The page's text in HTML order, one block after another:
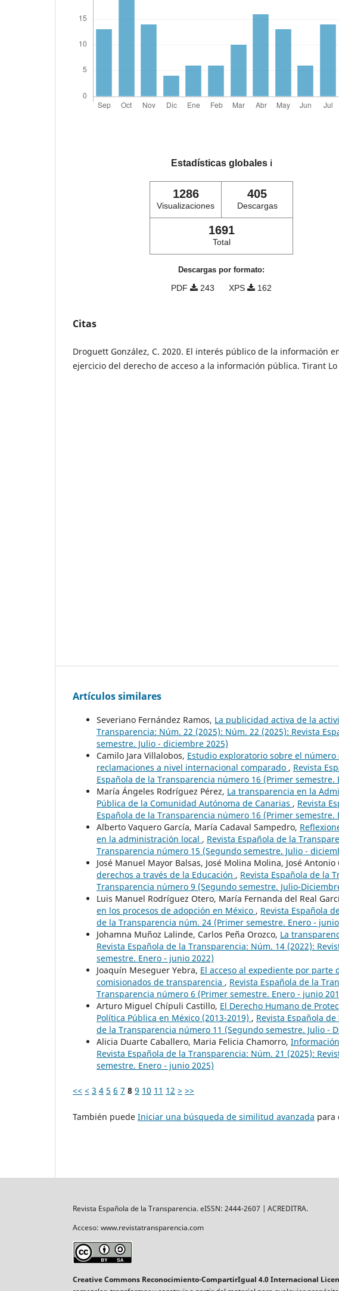
Estadísticas globales ℹ️
1286
Visualizaciones
405
Descargas
1691
Total
Descargas por formato:
PDF 243 XPS 162
Citas
Droguett González, C. 2020. El interés público de la información
ejercicio del derecho de acceso a la información pública. Tirant Lo
Artículos similares
Severiano Fernández Ramos, La publicidad activa de la
Transparencia: Núm. 22 (2025): Núm. 22 (2025): Revista
semestre. Julio - diciembre 2025)
Camilo Jara Villalobos, Estudio exploratorio sobre el
reclamaciones a nivel internacional comparado , Revista
Española de la Transparencia número 16 (Primer semestre.
María Ángeles Rodríguez Pérez, La transparencia en la
Pública de la Comunidad Autónoma de Canarias , Revista
Española de la Transparencia número 16 (Primer semestre.
Alberto Vaquero García, María Cadaval Sampedro,
en la administración local , Revista Española de la
Transparencia número 15 (Segundo semestre. Julio -
José Manuel Mayor Balsas, José Molina Molina, José
derechos a través de la Educación , Revista Española de la
Transparencia número 9 (Segundo semestre. Julio-
Luis Manuel Rodríguez Otero, María Fernanda del Real
en los procesos de adopción en México , Revista Española
de la Transparencia núm. 24 (Primer semestre. Enero -
Johamna Muñoz Lalinde, Carlos Peña Orozco, La
Revista Española de la Transparencia: Núm. 14 (2022):
semestre. Enero - junio 2022)
Joaquín Meseguer Yebra, El acceso al expediente por parte
comisionados de transparencia , Revista Española de la
Transparencia número 6 (Primer semestre. Enero - junio
Arturo Miguel Chípuli Castillo, El Derecho Humano de
Política Pública en México (2013-2019) , Revista Española
de la Transparencia número 11 (Segundo semestre. Julio -
Alicia Duarte Caballero, Maria Felicia Chamorro,
Revista Española de la Transparencia: Núm. 21 (2025):
semestre. Enero - junio 2025)
<< < 3 4 5 6 7 8 9 10 11 12 > >>
También puede Iniciar una búsqueda de similitud avanzada para
Revista Española de la Transparencia. eISSN: 2444-2607 | ACREDITRA.
Acceso: www.revistatransparencia.com
Creative Commons Reconocimiento-CompartirIgual 4.0 Internacional